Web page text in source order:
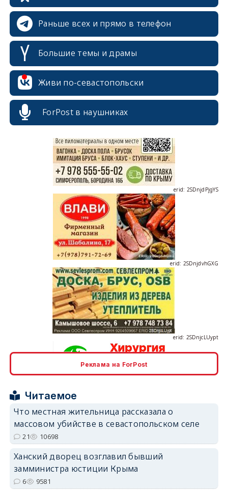
Раньше всех и прямо в телефон
Большие темы и драмы
Живи по-севастопольски
ForPost в наушниках
erid: 2SDnjdPjgYS
erid: 2SDnjdvhGXG
erid: 2SDnjcrDNw6
Реклама на ForPost
Читаемое
Что местная жительница рассказала о
массовом убийстве в севастопольском селе
21 10698
Ханский дворец возглавил бывший
замминистра юстиции Крыма
6 9581